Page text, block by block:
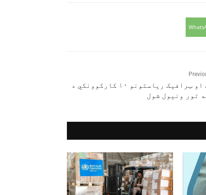
د ګمرک او ټرافیک ریاستونو ۱۰ کارکوونکي د
تور ونیول شول